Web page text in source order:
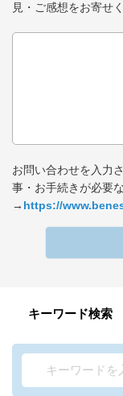
見・ご感想をお寄せ
お問い合わせを入力
事・お手続きが必要
→ https://
キーワード検索